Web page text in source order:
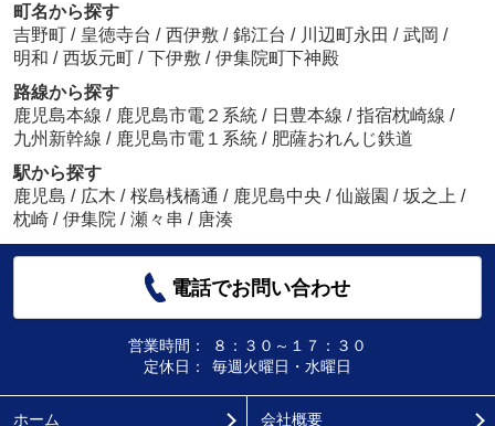
町名から探す
吉野町 / 皇徳寺台 / 西伊敷 / 錦江台 / 川辺町永田 / 武岡 /
明和 / 西坂元町 / 下伊敷 / 伊集院町下神殿
路線から探す
鹿児島本線 / 鹿児島市電２系統 / 日豊本線 / 指宿枕崎線 /
九州新幹線 / 鹿児島市電１系統 / 肥薩おれんじ鉄道
駅から探す
鹿児島 / 広木 / 桜島桟橋通 / 鹿児島中央 / 仙巌園 / 坂之上 /
枕崎 / 伊集院 / 瀬々串 / 唐湊
電話でお問い合わせ
営業時間：
８：３０～１７：３０
定休日：
毎週火曜日・水曜日
ホーム 会社概要